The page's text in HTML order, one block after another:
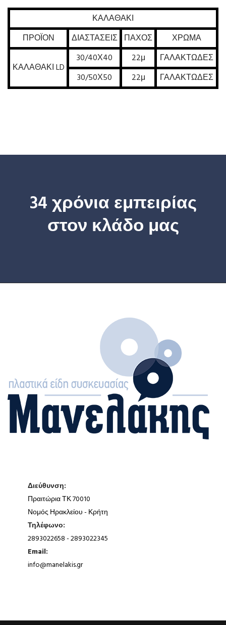
ΚΑΛΑΘΑΚΙ
ΠΡΟΪΟΝ
ΔΙΑΣΤΑΣΕΙΣ ΠΑΧΟΣ ΧΡΩΜΑ
ΚΑΛΑΘΑΚΙ LD
30/40Χ40 22μ
ΓΑΛΑΚΤΩΔΕΣ
30/50Χ50
22μ ΓΑΛΑΚΤΩΔΕΣ
34 χρόνια εμπειρίας
στον κλάδο μας
Διεύθυνση:
Πραιτώρια ΤΚ 70010
Νομός Ηρακλείου - Κρήτη
Τηλέφωνο:
2893022658 - 2893022345
Email:
info@manelakis.gr